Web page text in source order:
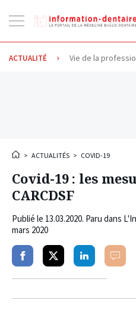
la
navigation
ACTUALITÉ Vie de la
> ACTUALITÉS > COVID-19
Covid-19 : les
CARCDSF
Publié le 13.03.2020. Paru dans
mars 2020
PartagerPartagerPartager